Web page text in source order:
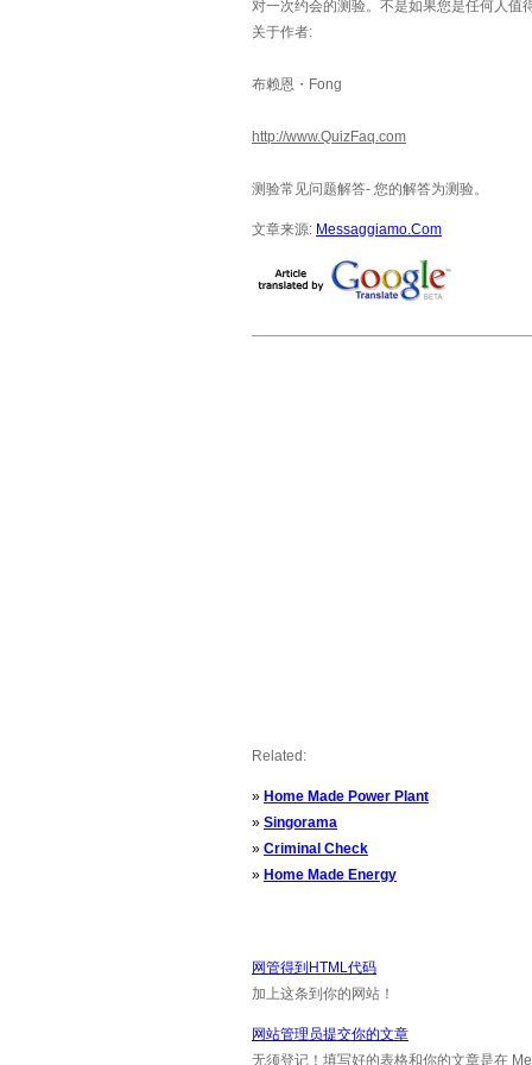
对一次约会的测验。不是如果您是任何人值
关于作者:
布赖恩・Fong
http://www.QuizFaq.com
测验常见问题解答- 您的解答为测验。
文章来源: Messaggiamo.Com
Related:
» Home Made Power Plant
» Singorama
» Criminal Check
» Home Made Energy
网管得到HTML代码
加上这条到你的网站！
网站管理员提交你的文章
无须登记！填写好的表格和你的文章是在